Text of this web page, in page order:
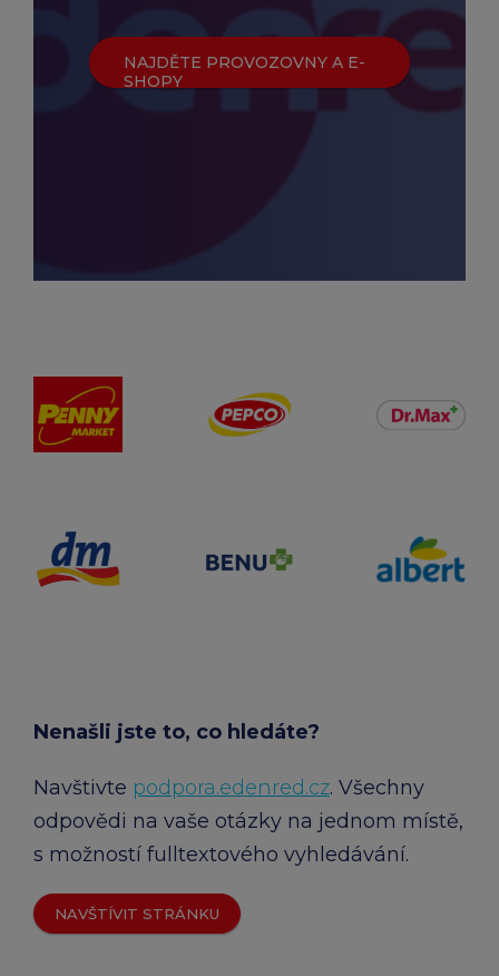
NAJDĚTE PROVOZOVNY A E-
SHOPY
Nenašli jste to, co hledáte?
Navštivte podpora.edenred.cz. Všechny
odpovědi na vaše otázky na jednom místě,
s možností fulltextového vyhledávání.
NAVŠTÍVIT STRÁNKU